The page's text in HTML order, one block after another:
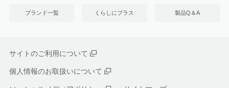
ブランド一覧 くらしにプラス 製品Q＆A
サイトのご利用について
個人情報のお取扱いについて